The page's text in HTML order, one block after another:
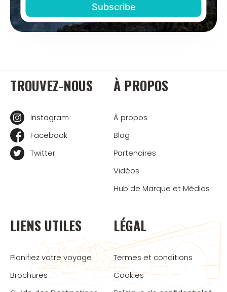
TROUVEZ-NOUS
Instagram
Facebook
Twitter
À PROPOS
À propos
Blog
Partenaires
Vidéos
Hub de Marque et Médias
LIENS UTILES
Planifiez votre voyage
Brochures
LÉGAL
Termes et conditions
Cookies